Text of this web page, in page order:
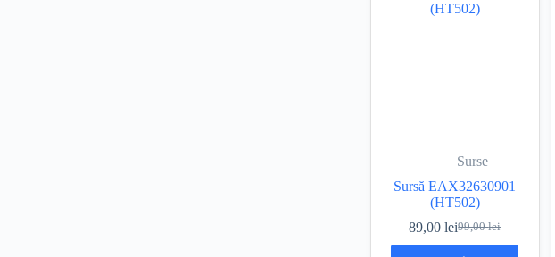
Surse
Sursă EAX32630901
(HT502)
99,00lei
Prețul
inițial
89,00leiPrețul
curent